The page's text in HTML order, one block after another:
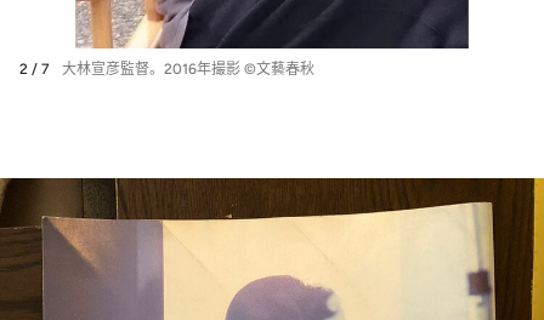
2 / 7 大林宣彦監督。2016年撮影 ©文藝春秋